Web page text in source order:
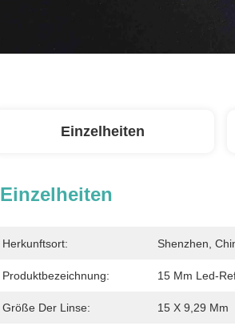
Einzelheiten
Einzelheiten
Herkunftsort: Shenzhen,
Produktbezeichnung: 15 Mm Led-
Größe Der Linse: 15 X 9,29 Mm